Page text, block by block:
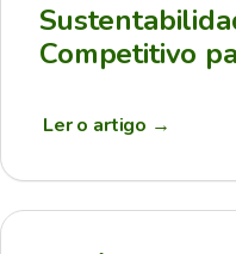
Competitivo
Ler o artigo →